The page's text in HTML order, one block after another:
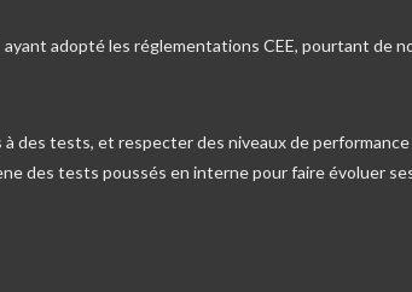
adopté les réglementations CEE, pourtant de
des tests, et respecter des niveaux de performance
des tests poussés en interne pour faire évoluer